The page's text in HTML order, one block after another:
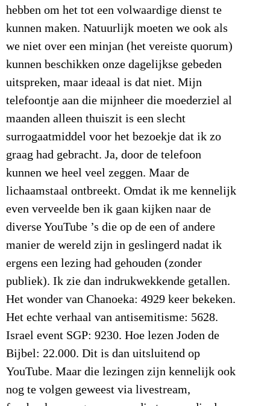
hebben om het tot een volwaardige dienst te
kunnen maken. Natuurlijk moeten we ook als
we niet over een minjan (het vereiste quorum)
kunnen beschikken onze dagelijkse gebeden
uitspreken, maar ideaal is dat niet. Mijn
telefoontje aan die mijnheer die moederziel al
maanden alleen thuiszit is een slecht
surrogaatmiddel voor het bezoekje dat ik zo
graag had gebracht. Ja, door de telefoon
kunnen we heel veel zeggen. Maar de
lichaamstaal ontbreekt. Omdat ik me kennelijk
even verveelde ben ik gaan kijken naar de
diverse YouTube ’s die op de een of andere
manier de wereld zijn in geslingerd nadat ik
ergens een lezing had gehouden (zonder
publiek). Ik zie dan indrukwekkende getallen.
Het wonder van Chanoeka: 4929 keer bekeken.
Het echte verhaal van antisemitisme: 5628.
Israel event SGP: 9230. Hoe lezen Joden de
Bijbel: 22.000. Dit is dan uitsluitend op
YouTube. Maar die lezingen zijn kennelijk ook
nog te volgen geweest via livestream,